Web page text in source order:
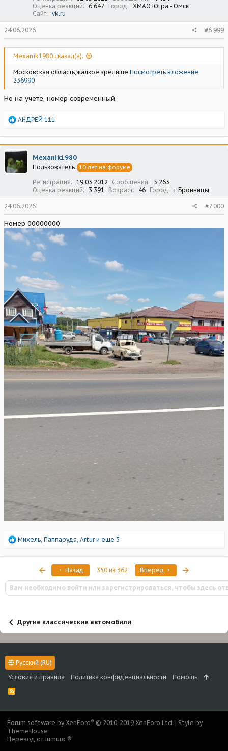
Оценка реакций
6 647 Город
ХМАО Югра - Омск
Сайт
vk.ru
24.06.2026 #6 999
Mexanik1980 сказал(а):
Московская область,жалкое зрелище.Посмотреть вложение
236990
Но на учете, номер современный.
Р
а
к
ц
и
и
АНДРЕЙ 111
Mexanik1980
Пользователь 10 лет на форуме
Регистрация 19.03.2012 Сообщения
5 263
Оценка реакций
3 391 Возраст 46 Город г Бронницы
24.06.2026 #7 000
Номер 00000000
Р
а
и
и
:
Михель Паппаруда Arturи еще 3
ПервыйНазад 350 из 362 Вперед
Вам необходимо войти или зарегистрироваться, чтобы здесь
Другие классические автомобили
Русский (RU)
Условия и правила
Политика конфиденциальности Помощь
R
S
Forum software by XenForo® © 2010-2019 XenForo Ltd. | Style by
ThemeHouse
Перевод от Jumuro ®